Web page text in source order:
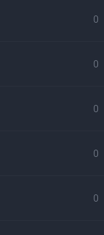
0
0
0
0
0